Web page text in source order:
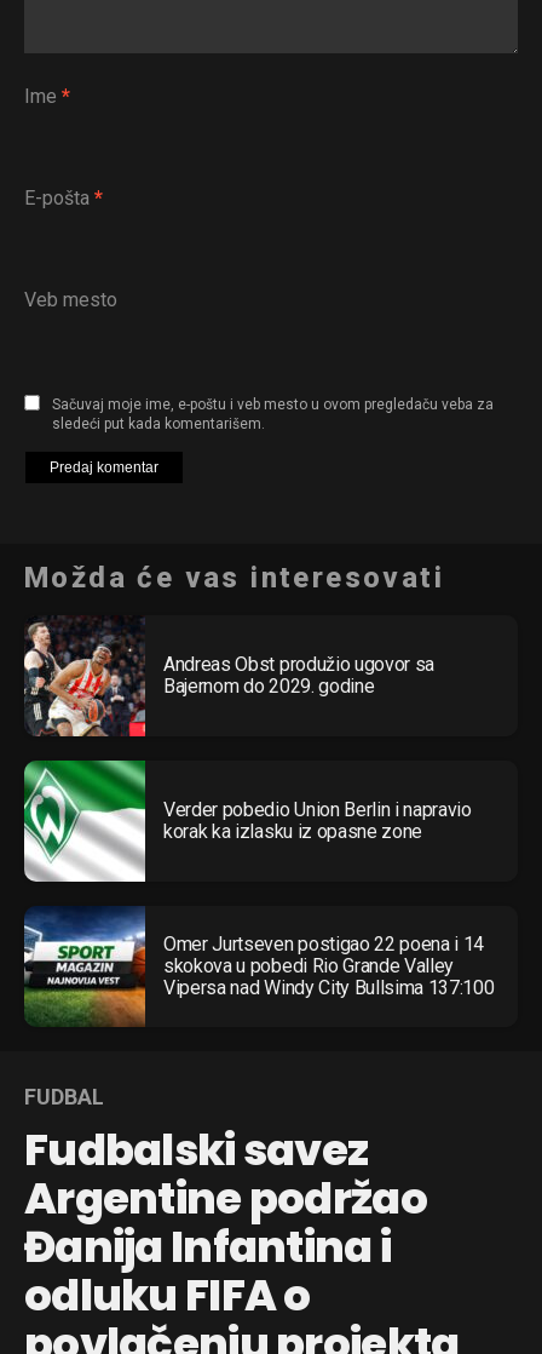
Ime *
E-pošta *
Veb mesto
Sačuvaj moje ime, e-poštu i veb mesto u ovom pregledaču veba za
sledeći put kada komentarišem.
Možda će vas interesovati
Andreas Obst produžio ugovor sa
Bajernom do 2029. godine
Verder pobedio Union Berlin i napravio
korak ka izlasku iz opasne zone
Omer Jurtseven postigao 22 poena i 14
skokova u pobedi Rio Grande Valley
Vipersa nad Windy City Bullsima 137:100
FUDBAL
Fudbalski savez
Argentine podržao
Đanija Infantina i
odluku FIFA o